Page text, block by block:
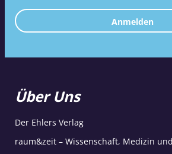
Anmelden
Über Uns
Der Ehlers Verlag
raum&zeit – Wissenschaft, Medizin